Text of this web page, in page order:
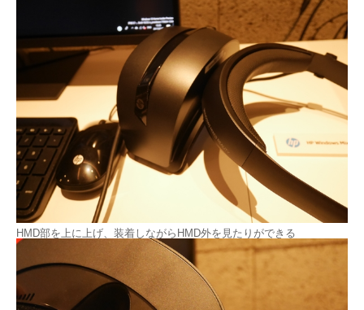
HMD部を上に上げ、装着しながらHMD外を見たりができる